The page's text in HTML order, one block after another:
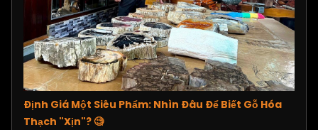
Định Giá Một Siêu Phẩm: Nhìn Đâu Để Biết Gỗ Hóa
Thạch "Xịn"? 🧐